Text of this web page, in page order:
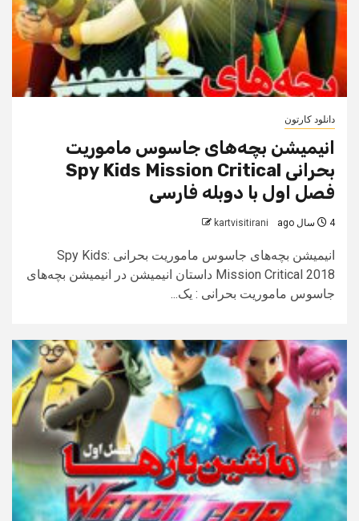
دانلود کارتون
انیمیشن بچه‌های جاسوس ماموریت
بحرانی Spy Kids Mission Critical
فصل اول با دوبله فارسی
4 سال ago kartvisitirani
انیمیشن بچه‌های جاسوس ماموریت بحرانی Spy Kids:
Mission Critical 2018 داستان انیمیشن در انیمیشن بچه‌های
جاسوس ماموریت بحرانی : یک...